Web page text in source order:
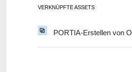
VERKNÜPFTE ASSETS